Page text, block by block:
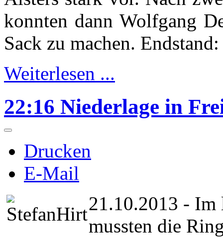
konnten dann Wolfgang
Sack zu machen.
Weiterlesen ...
22:16 Niederlage in
Drucken
E-Mail
21.10.2013 - Im
mussten die